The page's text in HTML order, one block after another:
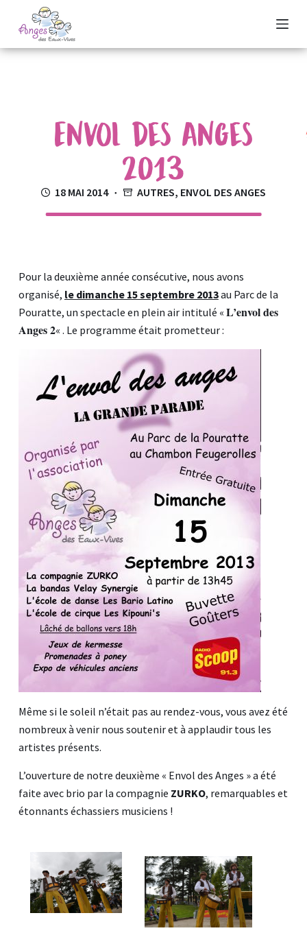
a
s
Envol des Anges
2013
18 MAI 2014 AUTRES, ENVOL DES ANGES
Pour la deuxième année consécutive, nous avons
organisé, le dimanche 15 septembre 2013au Parc de la
Pouratte, un spectacle en plein air intitulé « L’envol des
Anges 2« . Le programme était prometteur :
Même si le soleil n’était pas au rendez-vous, vous avez été
nombreux à venir nous soutenir et à applaudir tous les
artistes présents.
L’ouverture de notre deuxième « Envol des Anges » a été
faite avec brio par la compagnie ZURKO, remarquables et
étonnants échassiers musiciens !